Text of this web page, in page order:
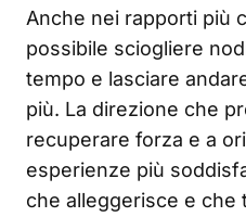
Anche nei rapporti più
possibile sciogliere
tempo e lasciare
più. La direzione che
recuperare forza e a
esperienze più
che alleggerisce e che